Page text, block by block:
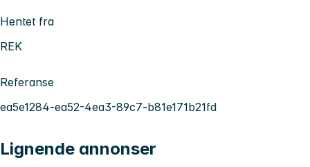
Hentet fra
REK
Referanse
ea5e1284-ea52-4ea3-89c7-b81e171b21fd
Lignende annonser